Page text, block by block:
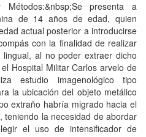
presenta a
de 14 años de edad, quien
actual posterior a introducirse
con la finalidad de realizar
al no poder extraer dicho
Hospital Militar Carlos arvelo de
estudio imagenológico tipo
la ubicación del objeto metálico
extraño habría migrado hacia el
teniendo la necesidad de abordar
el uso de intensificador de